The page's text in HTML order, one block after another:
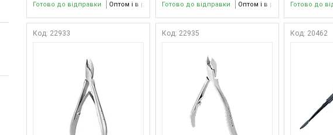
Готово до відправки Оптом і в роздрібГотово до відправки Оптом і в роздрібГотово до
22933 22935 20462